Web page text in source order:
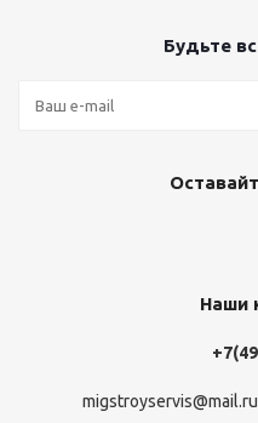
Будьте
Наши
migstroyservis@mail.ru